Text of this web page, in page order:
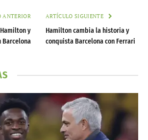
ANTERIOR
y
Barcelona
ARTÍCULO SIGUIENTE
Hamilton cambia la historia y
conquista Barcelona con Ferrari